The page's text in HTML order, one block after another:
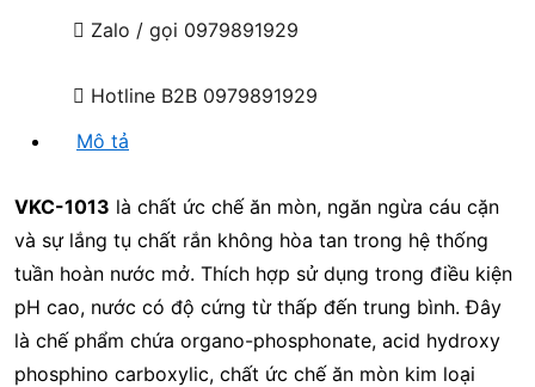
Zalo / gọi 0979891929
Hotline B2B 0979891929
Mô tả
VKC-1013 là chất ức chế ăn mòn, ngăn ngừa cáu cặn
và sự lắng tụ chất rắn không hòa tan trong hệ thống
tuần hoàn nước mở. Thích hợp sử dụng trong điều kiện
pH cao, nước có độ cứng từ thấp đến trung bình. Đây
là chế phẩm chứa organo-phosphonate, acid hydroxy
phosphino carboxylic, chất ức chế ăn mòn kim loại